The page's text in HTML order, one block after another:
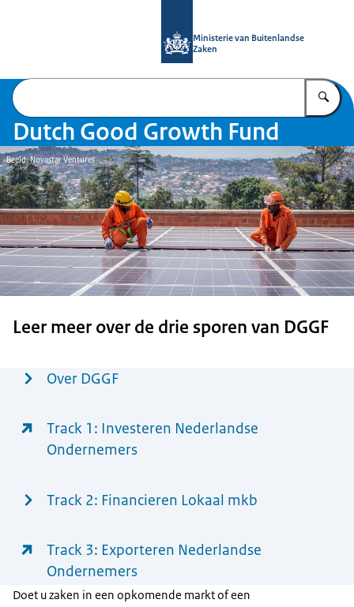
Ministerie van Buitenlandse
Zaken
Dutch Good Growth Fund
Beeld: Novastar Ventures
Leer meer over de drie sporen van DGGF
Menu Over DGGF
Track 1: Investeren Nederlandse
Ondernemers
Track 2: Financieren Lokaal mkb
Track 3: Exporteren Nederlandse
Ondernemers
Doet u zaken in een opkomende markt of een